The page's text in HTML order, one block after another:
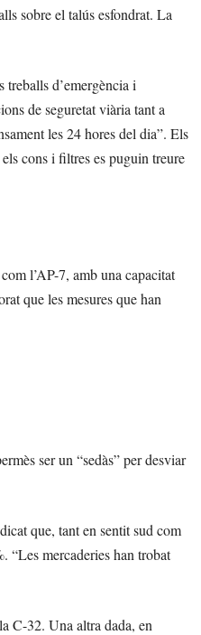
sobre el talús esfondrat. La
d’emergència i
de seguretat viària tant a
les 24 hores del dia”. Els
cons i filtres es puguin treure
l’AP-7, amb una capacitat
que les mesures que han
ser un “sedàs” per desviar
que, tant en sentit sud com
“Les mercaderies han trobat
C-32. Una altra dada, en